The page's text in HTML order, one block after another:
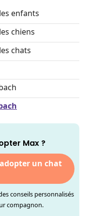
enfants
chiens
chats
Max ?
un chat
conseils personnalisés
compagnon.